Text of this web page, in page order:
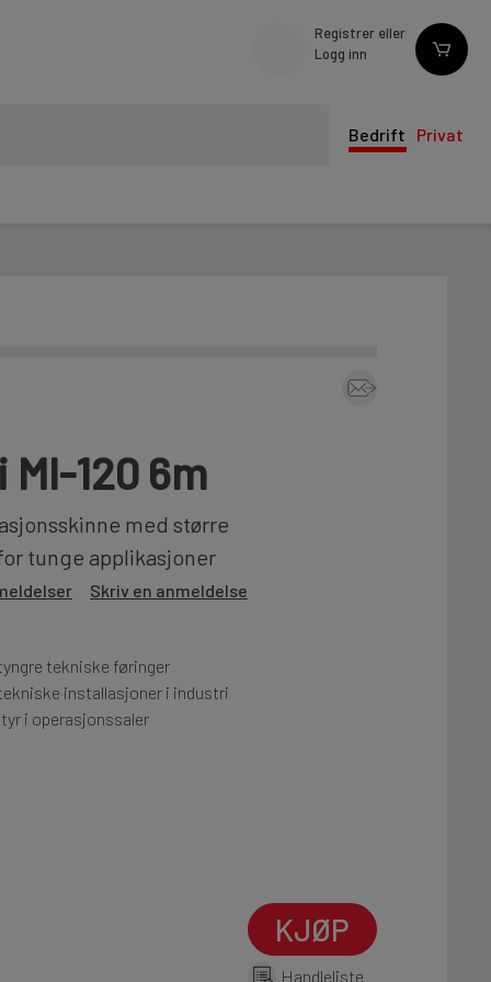
Registrer eller
Logg inn
Bedrift Privat
120 6m
med større
tunge applikasjoner
Skriv en anmeldelse
tekniske føringer
installasjoner i industri
i operasjonssaler
KJØP
Handleliste